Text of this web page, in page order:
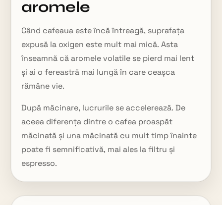
aromele
Când cafeaua este încă întreagă, suprafața
expusă la oxigen este mult mai mică. Asta
înseamnă că aromele volatile se pierd mai lent
și ai o fereastră mai lungă în care ceașca
rămâne vie.
După măcinare, lucrurile se accelerează. De
aceea diferența dintre o cafea proaspăt
măcinată și una măcinată cu mult timp înainte
poate fi semnificativă, mai ales la filtru și
espresso.